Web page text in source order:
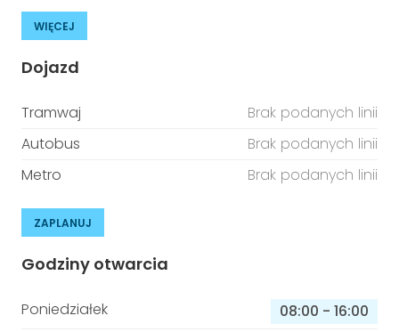
WIĘCEJ
Dojazd
Tramwaj
Brak podanych linii
Autobus
Brak podanych linii
Metro
Brak podanych linii
ZAPLANUJ
Godziny otwarcia
Poniedziałek 08:00 - 16:00